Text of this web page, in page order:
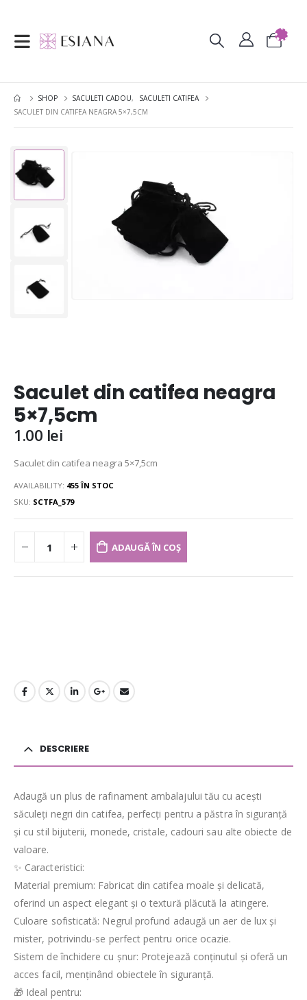
SHOP SACULETI CADOU,
SACULETI CATIFEA
SACULET DIN CATIFEA NEAGRA 5×7,5CM
Saculet din catifea neagra
5×7,5cm
1.00 lei
Saculet din catifea neagra 5×7,5cm
AVAILABILITY: 455 ÎN STOC
SKU: SCTFA_579
ADAUGĂ ÎN COȘ
DESCRIERE
Adaugă un plus de rafinament ambalajului tău cu acești
săculeți negri din catifea, perfecți pentru a păstra în siguranță
și cu stil bijuterii, monede, cristale, cadouri sau alte obiecte de
valoare.
✨ Caracteristici:
Material premium: Fabricat din catifea moale și delicată,
oferind un aspect elegant și o textură plăcută la atingere.
Culoare sofisticată: Negrul profund adaugă un aer de lux și
mister, potrivindu-se perfect pentru orice ocazie.
Sistem de închidere cu șnur: Protejează conținutul și oferă un
acces facil, menținând obiectele în siguranță.
🎁 Ideal pentru: